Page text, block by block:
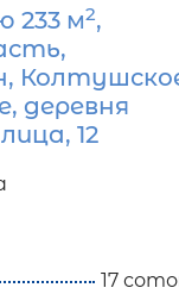
233 м2,
деревня
12
17